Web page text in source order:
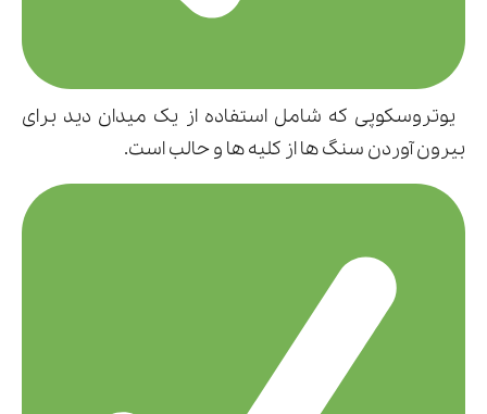
یوتروسکوپی که شامل استفاده از یک میدان دید برای
بیرون آوردن سنگ ها از کلیه ها و حالب است.